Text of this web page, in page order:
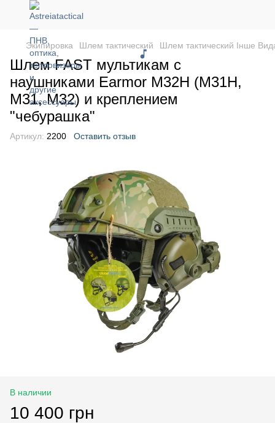
Экипировка Шлем тактический Шлем тактический Інше
Шлем FAST мультикам с
наушниками Earmor M32H (М31Н,
М31, М32) и креплением
"чебурашка"
Артикул: 2200 Оставить отзыв
В наличии
10 400 грн